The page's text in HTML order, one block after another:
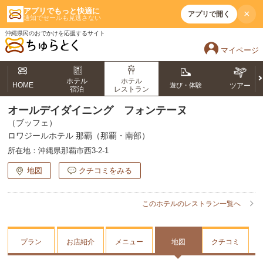
アプリでもっと快適に
通知でセールも見逃さない アプリで開く ×
沖縄県民のおでかけを応援するサイト
マイページ
HOME
ホテル
宿泊
ホテル
レストラン
遊び・体験 ツアー
オールデイダイニング フォンテーヌ
（ブッフェ）
ロワジールホテル 那覇（那覇・南部）
所在地： 沖縄県那覇市西3-2-1
地図 クチコミをみる
このホテルのレストラン一覧へ
プラン お店紹介 メニュー 地図 クチコミ